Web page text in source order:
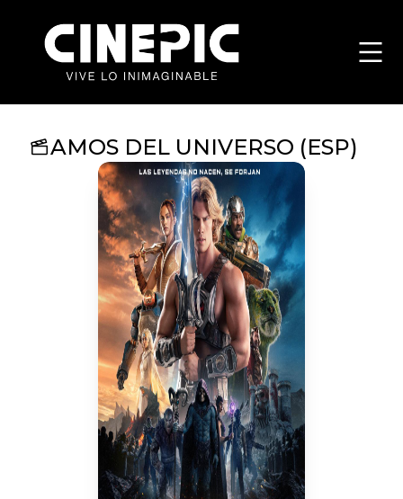
AMOS DEL UNIVERSO (ESP)